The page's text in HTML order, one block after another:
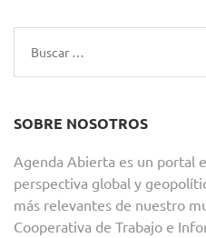
Buscar:
SOBRE NOSOTROS
Agenda Abierta es un portal
perspectiva global y
más relevantes de nuestro
Cooperativa de Trabajo e